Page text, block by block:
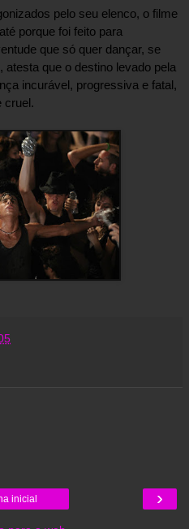
pelo seu elenco, o filme
porque foi feito para
que só quer dançar, se
que o destino levado pela
incurável, progressiva e fatal,
›
inicial